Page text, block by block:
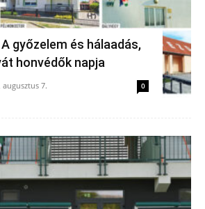
győzelem és hálaadás,
honvédők napja
augusztus 7. 0